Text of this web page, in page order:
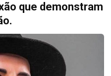
que demonstram